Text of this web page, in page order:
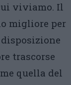
viviamo. Il
migliore per
trascorse
quella del